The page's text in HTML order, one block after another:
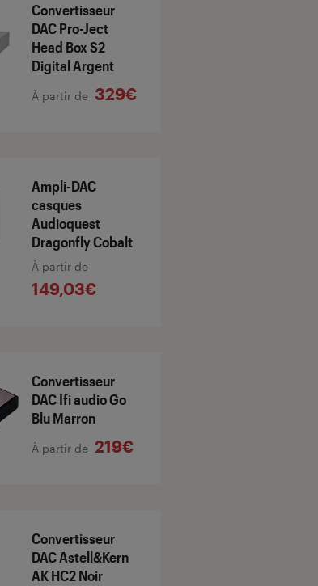
Convertisseur
DAC Pro-Ject
Head Box S2
Digital Argent
À partir de 329€
Ampli-DAC
casques
Audioquest
Dragonfly Cobalt
À partir de
149,03€
Convertisseur
DAC Ifi audio Go
Blu Marron
À partir de 219€
Convertisseur
DAC Astell&Kern
AK HC2 Noir